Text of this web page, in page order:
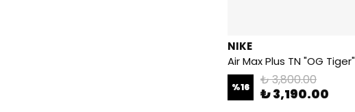
NIKE
Air Max Plus TN "OG Tiger"
%16 ₺ 3,800.00
₺ 3,190.00